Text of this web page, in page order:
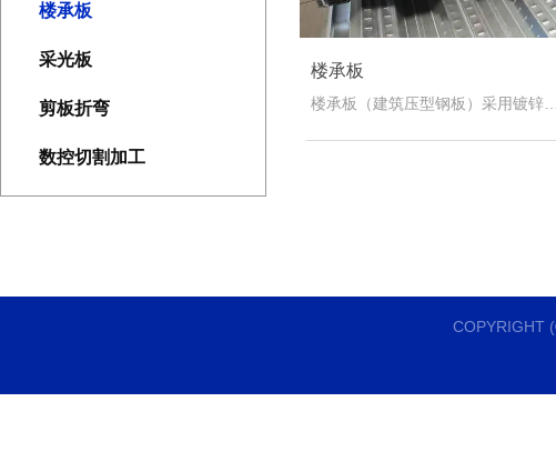
楼承板
采光板
剪板折弯
数控切割加工
楼承板
楼承板（建筑压型钢板）采用镀锌钢
COPYRIGHT